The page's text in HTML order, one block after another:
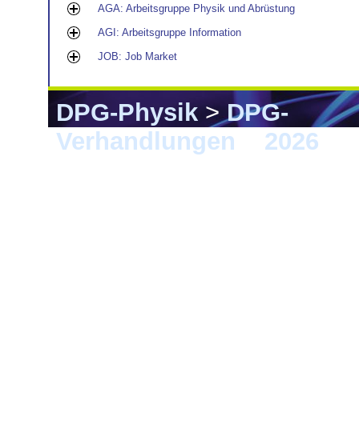
AGA: Arbeitsgruppe Physik und Abrüstung
AGI: Arbeitsgruppe Information
JOB: Job Market
DPG-Physik>DPG-
Verhandlungen
2026